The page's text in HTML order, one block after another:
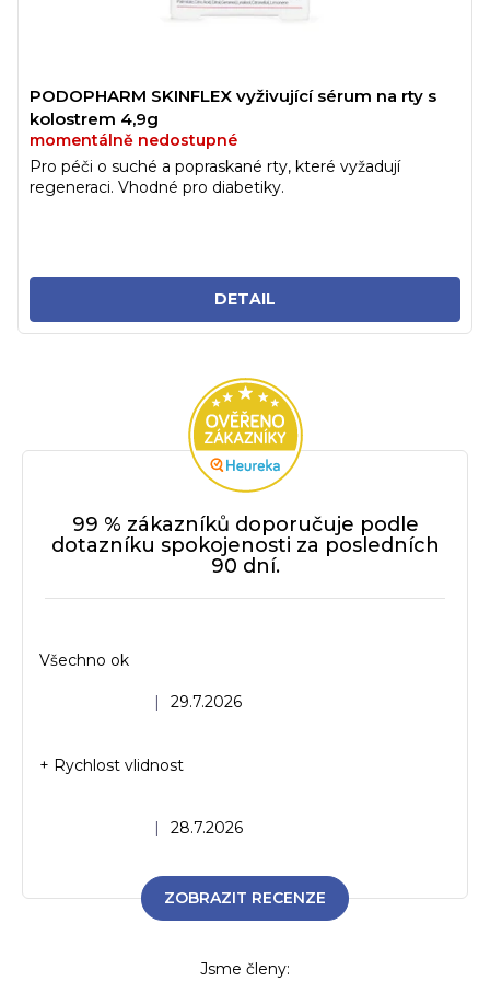
PODOPHARM SKINFLEX vyživující sérum na rty s
kolostrem 4,9g
momentálně nedostupné
DETAIL
Pro péči o suché a popraskané rty, které vyžadují
regeneraci. Vhodné pro diabetiky.
99 % zákazníků doporučuje podle
dotazníku spokojenosti za posledních
90 dní.
Hodnocení obchodu je 5 z 5 hvězdiček.
| 29.7.2026
Všechno ok
Hodnocení obchodu je 5 z 5 hvězdiček.
| 28.7.2026
+ Rychlost vlidnost
ZOBRAZIT RECENZE
Jsme členy: